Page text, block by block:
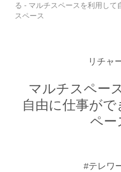
る - マルチスペースを利用して
スペース
リチャ
マルチスペー
自由に仕事が
ペー
#テレワ